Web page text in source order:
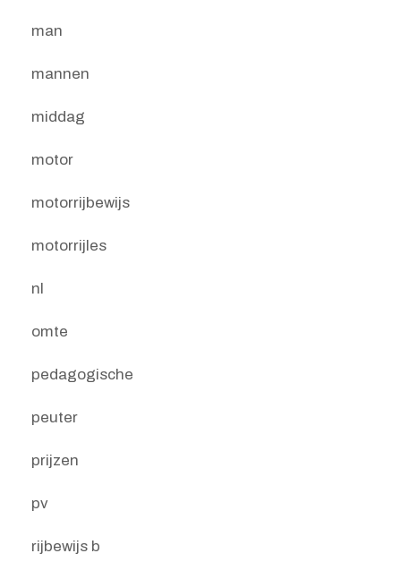
man
mannen
middag
motor
motorrijbewijs
motorrijles
nl
omte
pedagogische
peuter
prijzen
pv
rijbewijs b